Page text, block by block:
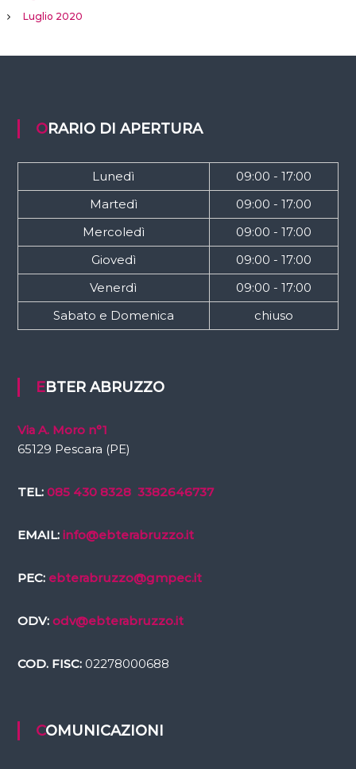
Luglio 2020
ORARIO DI APERTURA
Lunedì
09:00 - 17:00
Martedì
09:00 - 17:00
Mercoledì
09:00 - 17:00
Giovedì
09:00 - 17:00
Venerdì
09:00 - 17:00
Sabato e Domenica
chiuso
EBTER ABRUZZO
Via A. Moro n°1
65129 Pescara (PE)
TEL: 085 430 8328 3382646737
EMAIL: info@ebterabruzzo.it
PEC: ebterabruzzo@gmpec.it
ODV: odv@ebterabruzzo.it
COD. FISC:02278000688
COMUNICAZIONI